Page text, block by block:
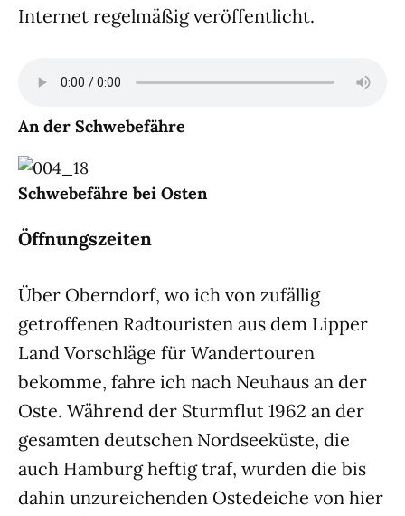
Internet regelmäßig veröffentlicht.
An der Schwebefähre
Schwebefähre bei Osten
Öffnungszeiten
Über Oberndorf, wo ich von zufällig
getroffenen Radtouristen aus dem Lipper
Land Vorschläge für Wandertouren
bekomme, fahre ich nach Neuhaus an der
Oste. Während der Sturmflut 1962 an der
gesamten deutschen Nordseeküste, die
auch Hamburg heftig traf, wurden die bis
dahin unzureichenden Ostedeiche von hier